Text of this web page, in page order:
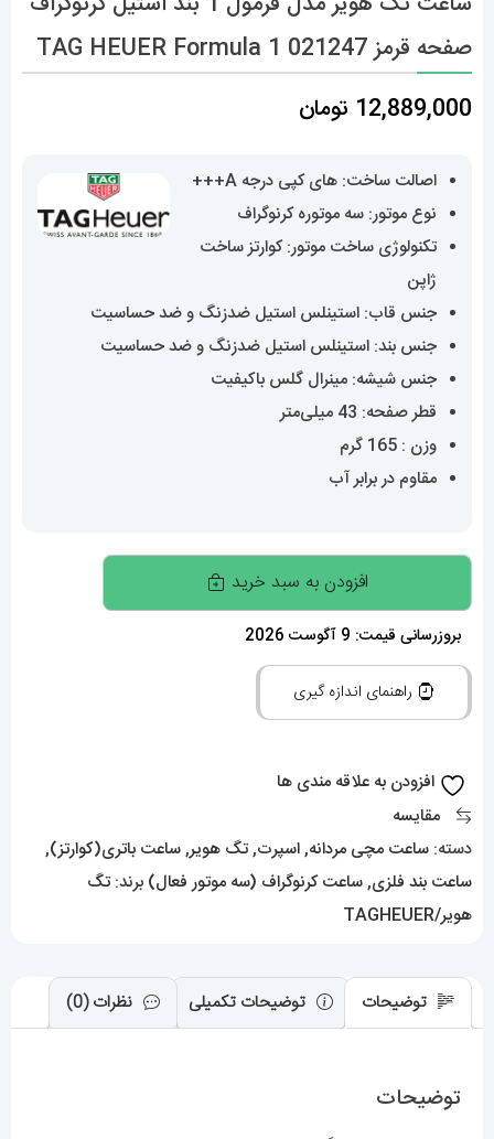
صفحه قرمز TAG HEUER Formula 1 021247
12,889,000 تومان
اصالت ساخت: های کپی درجه A+++
نوع موتور: سه موتوره کرنوگراف
تکنولوژی ساخت موتور: کوارتز ساخت
ژاپن
جنس قاب: استینلس استیل ضدزنگ و ضد حساسیت
جنس بند: استینلس استیل ضدزنگ و ضد حساسیت
جنس شیشه: مینرال گلس باکیفیت
قطر صفحه: 43 میلی‌متر
وزن : 165 گرم
مقاوم در برابر آب
ساعت
تگ
هویر
مدل
استیل
TAG
Formula
1
عدد
افزودن به سبد خرید
بروزرسانی قیمت: 9 آگوست 2026
راهنمای اندازه گیری
افزودن به علاقه مندی ها
مقایسه
دسته: ساعت مچی مردانه,اسپرت,تگ هویر,ساعت باتری(کوارتز),
ساعت بند فلزی,ساعت کرنوگراف (سه موتور فعال) برند:تگ
هویر/TAGHEUER
توضیحات توضیحات تکمیلی نظرات (0)
توضیحات